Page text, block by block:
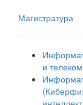
Магистратура
и